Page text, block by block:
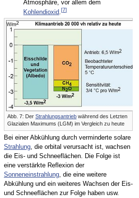
Atmosphäre, vor allem dem
Kohlendioxid.[7]
Abb. 7: Der Strahlungsantriebwährend des Letzten
Glazialen Maximums (LGM) im Vergleich zu heute
Bei einer Abkühlung durch verminderte solare
Strahlung, die orbital verursacht ist, wachsen
die Eis- und Schneeflächen. Die Folge ist
eine verstärkte Reflexion der
Sonneneinstrahlung, die eine weitere
Abkühlung und ein weiteres Wachsen der Eis-
und Schneeflächen zur Folge haben usw.